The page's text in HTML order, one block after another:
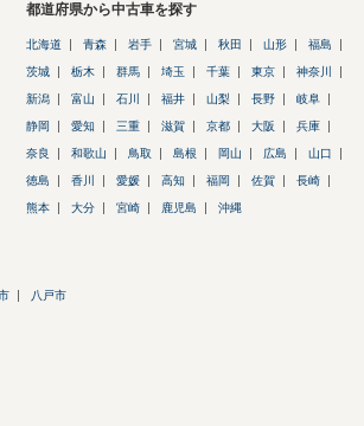
都道府県から中古車を探す
北海道 青森 岩手 宮城 秋田 山形 福島
茨城 栃木 群馬 埼玉 千葉 東京 神奈川
新潟 富山 石川 福井 山梨 長野 岐阜
静岡 愛知 三重 滋賀 京都 大阪 兵庫
奈良 和歌山 鳥取 島根 岡山 広島 山口
徳島 香川 愛媛 高知 福岡 佐賀 長崎
熊本 大分 宮崎 鹿児島 沖縄
八戸市